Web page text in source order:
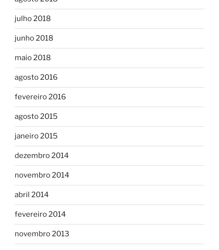
julho 2018
junho 2018
maio 2018
agosto 2016
fevereiro 2016
agosto 2015
janeiro 2015
dezembro 2014
novembro 2014
abril 2014
fevereiro 2014
novembro 2013